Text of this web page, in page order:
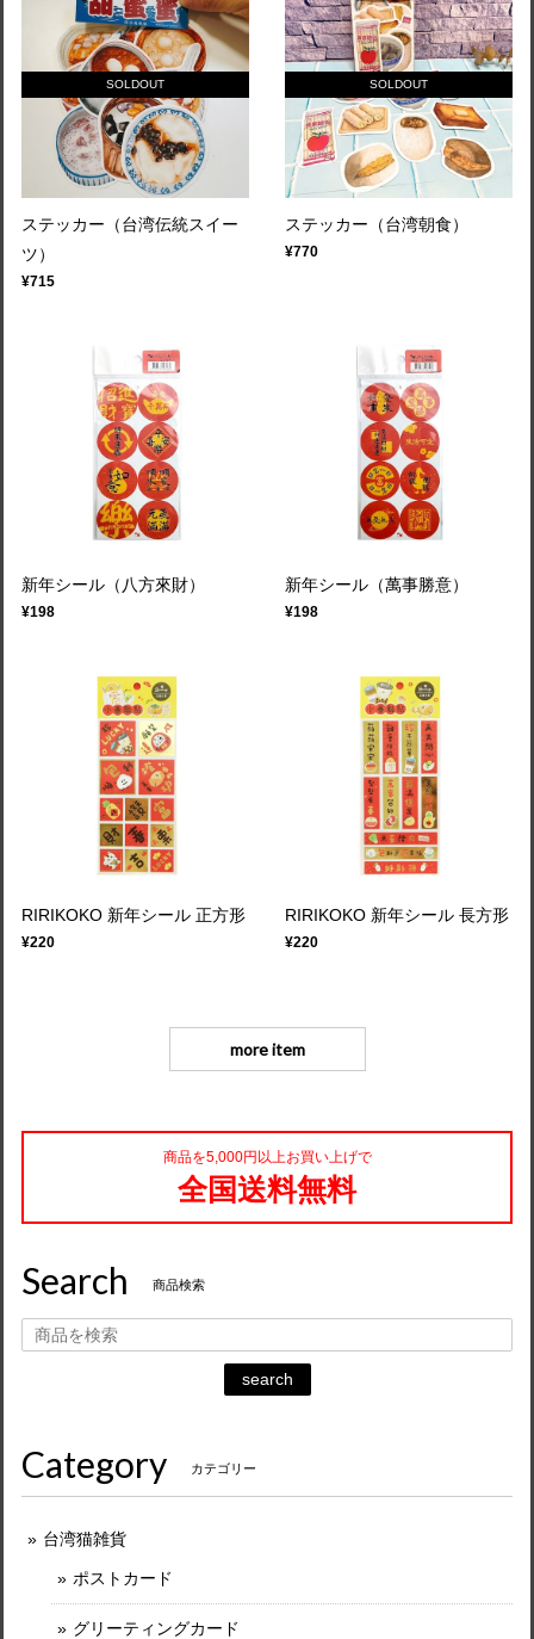
SOLDOUT
ステッカー（台湾伝統スイー
ツ）
¥715
SOLDOUT
ステッカー（台湾朝食）
¥770
新年シール（八方來財）
¥198
新年シール（萬事勝意）
¥198
RIRIKOKO 新年シール 正方形
¥220
RIRIKOKO 新年シール 長方形
¥220
more item
商品を5,000円以上お買い上げで
全国送料無料
Search 商品検索
search
Category カテゴリー
台湾猫雑貨
ポストカード
グリーティングカード